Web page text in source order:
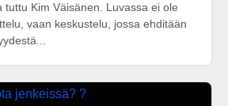
tuttu Kim Väisänen. Luvassa ei ole
vaan keskustelu, jossa ehditään